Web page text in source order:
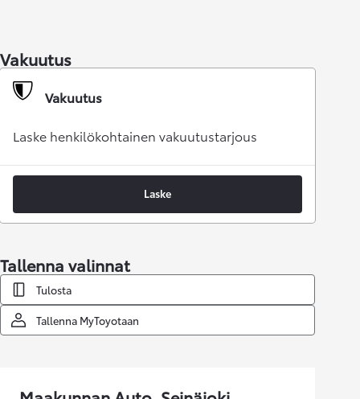
Vakuutus
Vakuutus
Laske henkilökohtainen vakuutustarjous
Laske
Tallenna valinnat
Tulosta
Tallenna MyToyotaan